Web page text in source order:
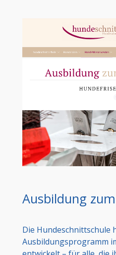
Ausbildung
Die
Ausbildungsprogramm